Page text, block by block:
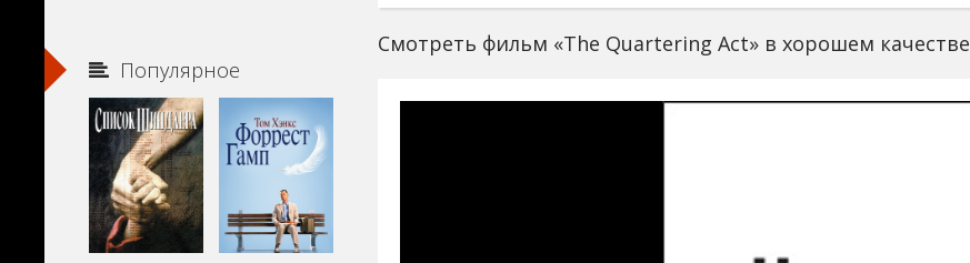
Смотреть фильм «The Quartering Act» в хорошем качестве
Популярное